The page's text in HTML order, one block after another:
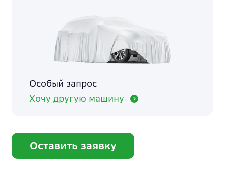
Особый запрос
Хочу другую машину
Оставить заявку